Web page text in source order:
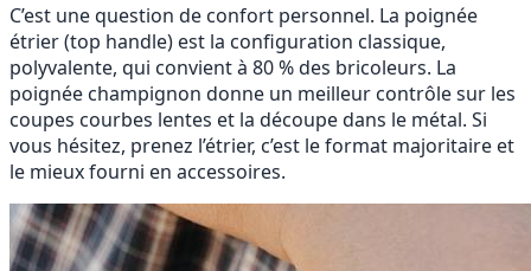
C’est une question de confort personnel. La poignée
étrier (top handle) est la configuration classique,
polyvalente, qui convient à 80 % des bricoleurs. La
poignée champignon donne un meilleur contrôle sur les
coupes courbes lentes et la découpe dans le métal. Si
vous hésitez, prenez l’étrier, c’est le format majoritaire et
le mieux fourni en accessoires.